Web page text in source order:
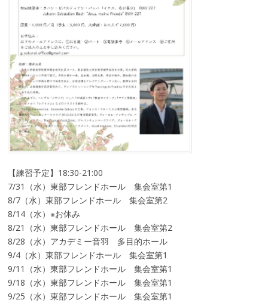
【練習予定】18:30-21:00
7/31（水）東部フレンドホール 集会室第1
8/7（水）東部フレンドホール 集会室第2
8/14（水）※お休み
8/21（水）東部フレンドホール 集会室第2
8/28（水）アカデミー音羽 多目的ホール
9/4（水）東部フレンドホール 集会室第1
9/11（水）東部フレンドホール 集会室第1
9/18（水）東部フレンドホール 集会室第1
9/25（水）東部フレンドホール 集会室第1